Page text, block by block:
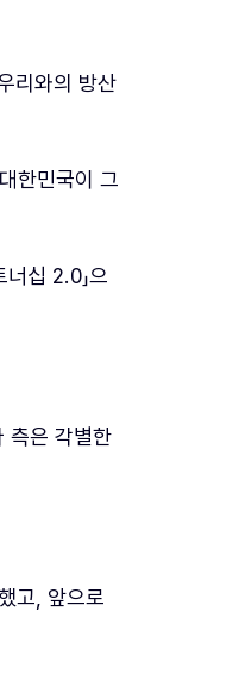
리와의 방산
한민국이 그
십 2.0」으
측은 각별한
고, 앞으로